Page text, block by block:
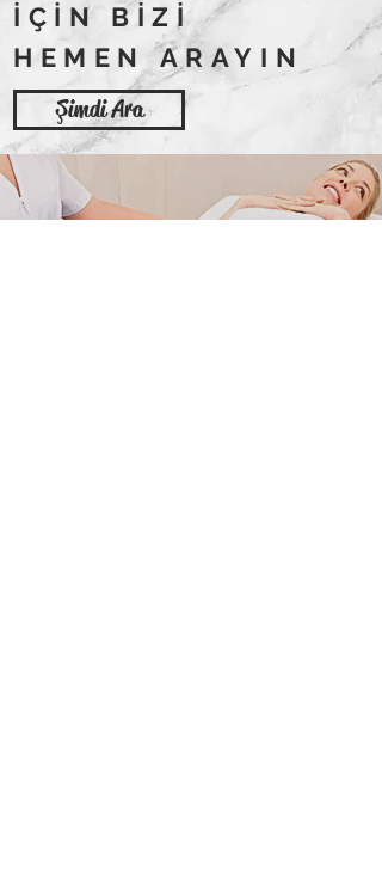
İÇİN BİZİ
HEMEN ARAYIN
Şimdi Ara